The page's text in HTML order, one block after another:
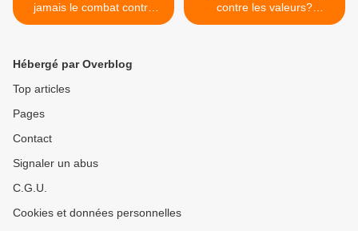
jamais le combat contre
l’extrême-droite continue
contre les valeurs?
communiqué du Réseau
Hébergé par Overblog
Top articles
Pages
Contact
Signaler un abus
C.G.U.
Cookies et données personnelles